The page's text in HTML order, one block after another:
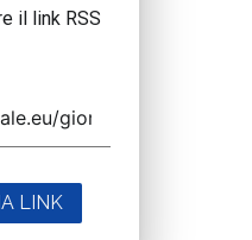
il link RSS
LINK